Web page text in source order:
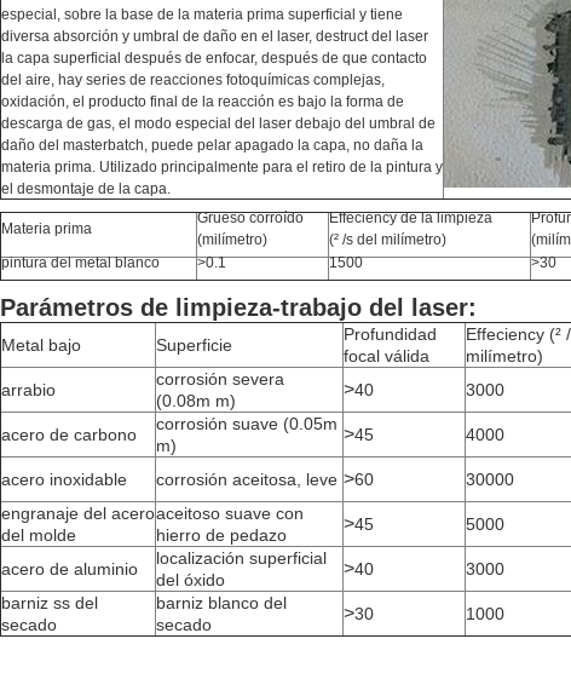
especial, sobre la base de la materia prima superficial y tiene
diversa absorción y umbral de daño en el laser, destruct del laser
la capa superficial después de enfocar, después de que contacto
del aire, hay series de reacciones fotoquímicas complejas,
oxidación, el producto final de la reacción es bajo la forma de
descarga de gas, el modo especial del laser debajo del umbral de
daño del masterbatch, puede pelar apagado la capa, no daña la
materia prima. Utilizado principalmente para el retiro de la pintura y
el desmontaje de la capa.
Materia prima
Grueso corroído
(milímetro)
Effeciency de la limpieza
(² /s del milímetro)
pintura del metal blanco
>0.1 1500 >30
Parámetros de limpieza-trabajo del laser:
Metal bajo Superficie
Profundidad
focal válida
Effeciency (²
milímetro)
arrabio
corrosión severa
(0.08m m)
>40 3000
acero de carbono
corrosión suave (0.05m
m)
>45 4000
acero inoxidable
corrosión aceitosa, leve >60 30000
engranaje del acero
del molde
aceitoso suave con
hierro de pedazo
>45 5000
acero de aluminio
localización superficial
del óxido
>40 3000
barniz ss del
secado
barniz blanco del
secado
>30 1000